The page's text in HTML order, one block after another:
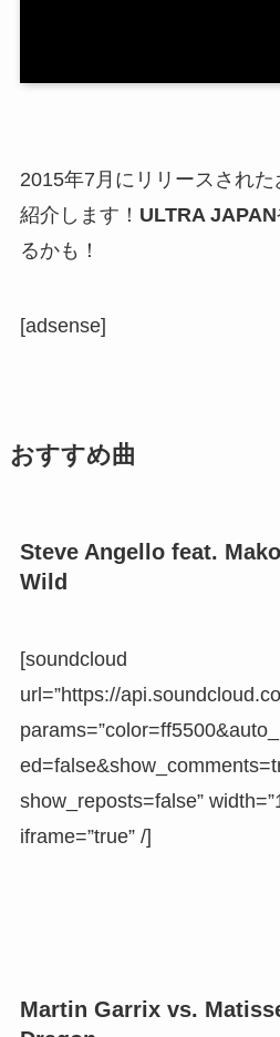
2015年7月にリリースされた
紹介します！ ULTRA JAPAN
るかも！
[adsense]
おすすめ曲
Steve Angello feat.
Wild
[soundcloud
url=”https://
show_reposts=false”
iframe=”true” /]
Martin Garrix vs.